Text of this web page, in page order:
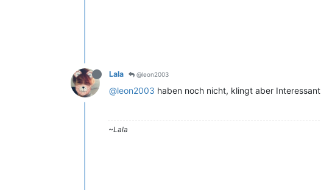
Lala @leon2003
@leon2003 haben noch nicht, klingt aber Interessant
~Lala